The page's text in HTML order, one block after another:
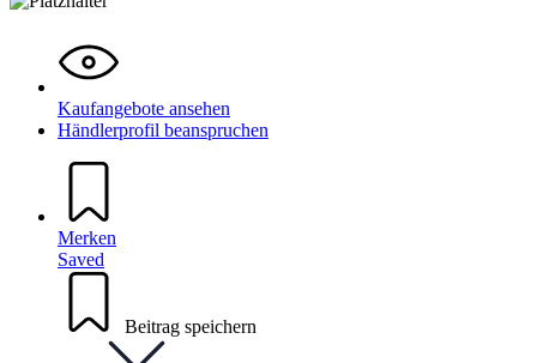
Kaufangebote ansehen
Händlerprofil beanspruchen
Merken
Saved
Beitrag speichern